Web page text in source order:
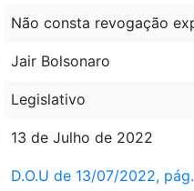
Não consta revogação
Jair Bolsonaro
Legislativo
13 de Julho de 2022
D.O.U de 13/07/2022, pág.